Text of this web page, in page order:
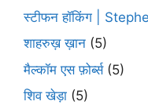
स्टीफन हॉकिंग |
शाहरुख़ ख़ान (5)
मैल्कॉम एस फ़ोर्ब्स(5)
शिव खेड़ा (5)